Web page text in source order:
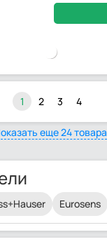
1 2 3 4
еще 24 товара
Eurosens